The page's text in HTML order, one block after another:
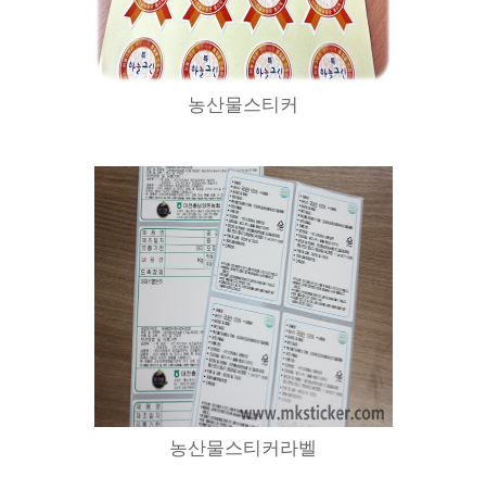
농산물스티커
농산물스티커라벨